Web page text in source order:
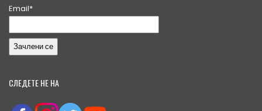
Email*
СЛЕДЕТЕ НЕ НА